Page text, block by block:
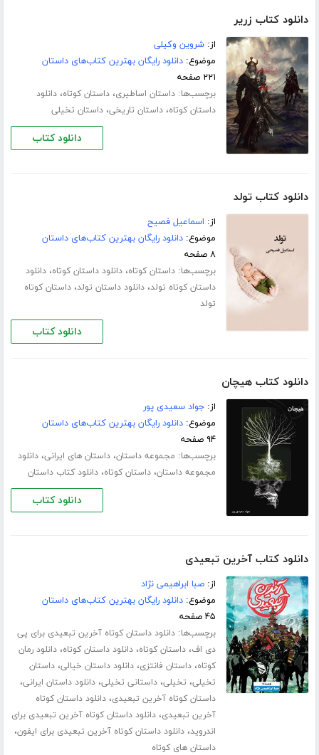
دانلود کتاب زریر
از:شروین وکیلی
موضوع:دانلود رایگان بهترین کتاب‌های داستان
۲۲۱ صفحه
برچسب‌ها:داستان اساطیری،داستان کوتاه،دانلود
داستان کوتاه،داستان تاریخی،داستان تخیلی
دانلود کتاب
دانلود کتاب تولد
از: اسماعیل فصیح
موضوع:دانلود رایگان بهترین کتاب‌های داستان
۸ صفحه
برچسب‌ها:داستان کوتاه،دانلود داستان کوتاه،دانلود
داستان کوتاه تولد،دانلود داستان تولد،داستان کوتاه
تولد
دانلود کتاب
دانلود کتاب هیچان
از:جواد سعیدی پور
موضوع:دانلود رایگان بهترین کتاب‌های داستان
۹۴ صفحه
برچسب‌ها: مجموعه داستان،داستان های ایرانی،دانلود
مجموعه داستان،داستان کوتاه،دانلود کتاب داستان
دانلود کتاب
دانلود کتاب آخرین تبعیدی
از:صبا ابراهیمی نژاد
موضوع:دانلود رایگان بهترین کتاب‌های داستان
۴۵ صفحه
برچسب‌ها:دانلود داستان کوتاه آخرین تبعیدی برای پی
دی اف،داستان کوتاه،دانلود داستان کوتاه،دانلود رمان
کوتاه،داستان فانتزی،دانلود داستان خیالی،داستان
تخیلی، تخیلی،داستانی تخیلی،دانلود داستان ایرانی،
داستان کوتاه آخرین تبعیدی،دانلود داستان کوتاه
آخرین تبعیدی،دانلود داستان کوتاه آخرین تبعیدی برای
اندروید،دانلود داستان کوتاه آخرین تبعیدی برای ایفون،
داستان های کوتاه